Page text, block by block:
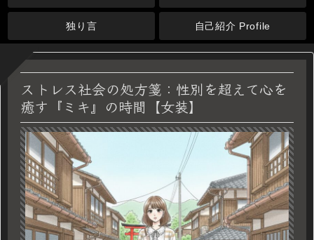
独り言 自己紹介 Profile
ストレス社会の処方箋：性別を超えて心を
癒す『ミキ』の時間【女装】